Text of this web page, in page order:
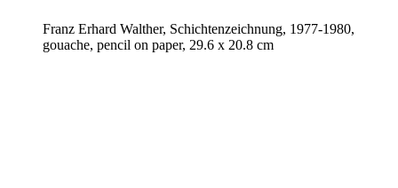
Franz Erhard Walther, Schichtenzeichnung, 1977-1980,
gouache, pencil on paper, 29.6 x 20.8 cm